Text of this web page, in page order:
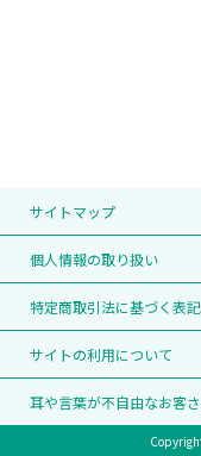
サイトマップ
個人情報の取り扱い
特定商取引法に基づく表記
サイトの利用について
耳や言葉が不自由なお客